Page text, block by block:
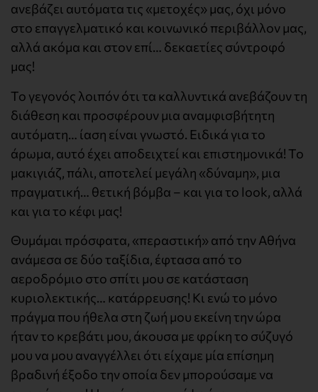
ανεβάζει αυτόματα τις «μετοχές» μας, όχι μόνο
στο επαγγελματικό και κοινωνικό περιβάλλον μας,
αλλά ακόμα και στον επί… δεκαετίες σύντροφό
μας!
Το γεγονός λοιπόν ότι τα καλλυντικά ανεβάζουν τη
διάθεση και προσφέρουν μια αναμφισβήτητη
αυτόματη… ίαση είναι γνωστό. Ειδικά για το
άρωμα, αυτό έχει αποδειχτεί και επιστημονικά! Το
μακιγιάζ, πάλι, αποτελεί μεγάλη «δύναμη», μια
πραγματική… θετική βόμβα – και για το look, αλλά
και για το κέφι μας!
Θυμάμαι πρόσφατα, «περαστική» από την Αθήνα
ανάμεσα σε δύο ταξίδια, έφτασα από το
αεροδρόμιο στο σπίτι μου σε κατάσταση
κυριολεκτικής… κατάρρευσης! Κι ενώ το μόνο
πράγμα που ήθελα στη ζωή μου εκείνη την ώρα
ήταν το κρεβάτι μου, άκουσα με φρίκη το σύζυγό
μου να μου αναγγέλλει ότι είχαμε μία επίσημη
βραδινή έξοδο την οποία δεν μπορούσαμε να